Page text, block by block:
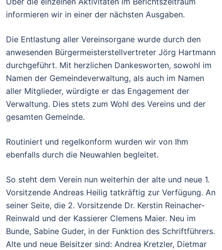
informieren wir in einer der nächsten Ausgaben.
Die Entlastung aller Vereinsorgane wurde durch den
anwesenden Bürgermeisterstellvertreter Jörg Hartmann
durchgeführt. Mit herzlichen Dankesworten, sowohl im
Namen der Gemeindeverwaltung, als auch im Namen
aller Mitglieder, würdigte er das Engagement der
Verwaltung. Dies stets zum Wohl des Vereins und der
gesamten Gemeinde.
Routiniert und regelkonform wurden wir von Ihm
ebenfalls durch die Neuwahlen begleitet.
So steht dem Verein nun weiterhin der alte und neue 1.
Vorsitzende Andreas Heilig tatkräftig zur Verfügung. An
seiner Seite, die 2. Vorsitzende Dr. Kerstin Reinacher-
Reinwald und der Kassierer Clemens Maier. Neu im
Bunde, Sabine Guder, in der Funktion des Schriftführers.
Alte und neue Beisitzer sind: Andrea Kretzler, Dietmar